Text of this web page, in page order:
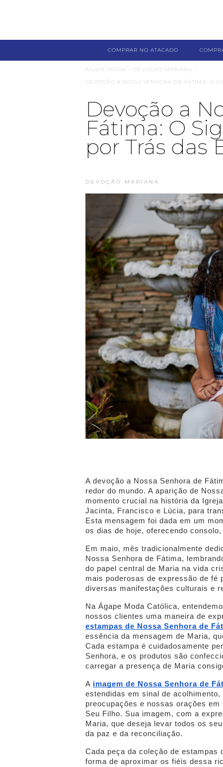
COMPRAR NO ATACADO
ÁGAPE MODA •
DEVOÇÃO MARIANA •
DEVOÇÃO A NOSSA SENHORA DE FÁTIMA: O
Devoção a
Fátima: O
por Trás das
DEVOÇÃO MARIANA
A devoção a Nossa Senhora de
redor do mundo. A aparição de
momento crucial na história da
Jacinta, Francisco e Lúcia, para
Esta mensagem foi dada em um
os dias de hoje, oferecendo
Em maio, mês tradicionalmente
Nossa Senhora de Fátima,
do papel central de Maria na vida
mais poderosas de expressão de fé
diversas manifestações culturais e
Na Ágape Moda Católica,
nossos clientes uma maneira de
estampas de Nossa Senhora de
essência da mensagem de Maria,
Cada estampa é cuidadosamente
Senhora, e os produtos são
carregar a presença de Maria
A imagem de Nossa Senhora de
estendidas em sinal de
preocupações e nossas orações
Seu Filho. Sua imagem, com a
Maria, que deseja levar todos os
da paz e da reconciliação.
Cada peça da coleção de estampas
forma de aproximar os fiéis dessa